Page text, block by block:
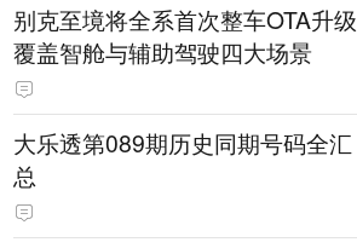
别克至境将全系首次整车OTA升级
覆盖智舱与辅助驾驶四大场景
大乐透第089期历史同期号码全汇
总